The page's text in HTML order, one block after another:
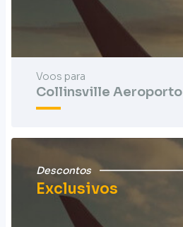
Voos para
Collinsville Aeroporto
Descontos
Exclusivos